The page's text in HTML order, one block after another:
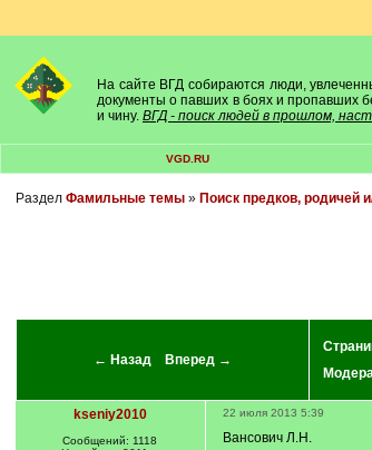
На сайте ВГД собираются люди,
документы о павших в боях и пропавших
и чину. ВГД - поиск людей в прошлом,
VGD.RU
Раздел Фамильные темы» Поиск предков, родичей
← Назад Вперед →
kseniy2010
Сообщений: 1118
22 июля 2013 5:39
Вансович Л.Н.